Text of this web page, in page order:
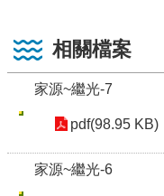
相關檔案
家源~繼光-7
pdf(98.95 KB)
家源~繼光-6